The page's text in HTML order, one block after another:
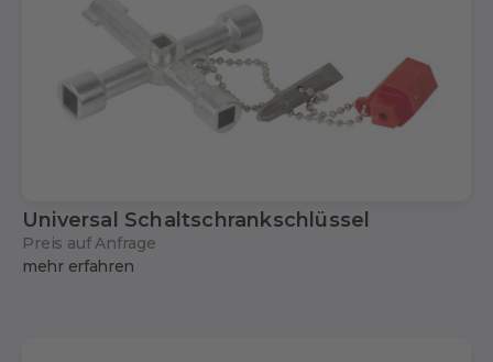
Universal Schaltschrankschlüssel
Preis auf Anfrage
mehr erfahren